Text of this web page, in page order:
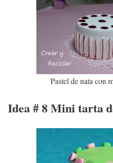
Pastel de nata con
Idea # 8 Mini tarta